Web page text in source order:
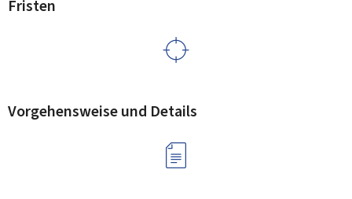
Fristen
Vorgehensweise und Details